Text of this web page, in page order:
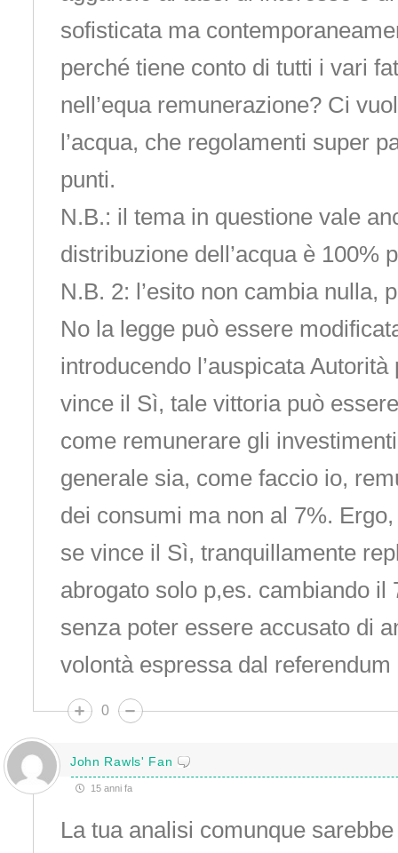
sofisticata ma
perché tiene conto di tutti i vari
nell’equa remunerazione? Ci
l’acqua, che regolamenti super
punti.
N.B.: il tema in questione vale
distribuzione dell’acqua è 100%
N.B. 2: l’esito non cambia nulla,
No la legge può essere
introducendo l’auspicata Autorità
vince il Sì, tale vittoria può
come remunerare gli
generale sia, come faccio io,
dei consumi ma non al 7%.
se vince il Sì, tranquillamente
abrogato solo p,es. cambiando il
senza poter essere accusato di
volontà espressa dal referendum
0
John Rawls' Fan
15 anni fa
La tua analisi comunque